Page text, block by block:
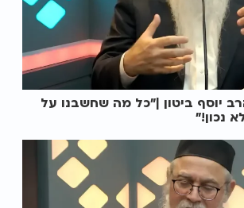
יוסף ביטון |"כל מה שחשבנו על
נכון!"